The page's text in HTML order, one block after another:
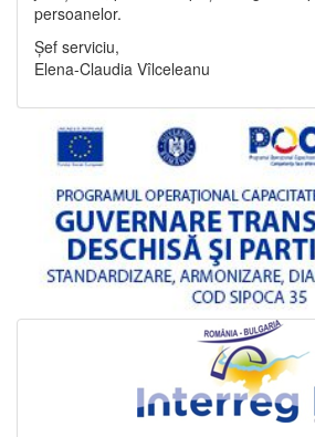
persoanelor.
Șef serviciu,
Elena-Claudia Vîlceleanu